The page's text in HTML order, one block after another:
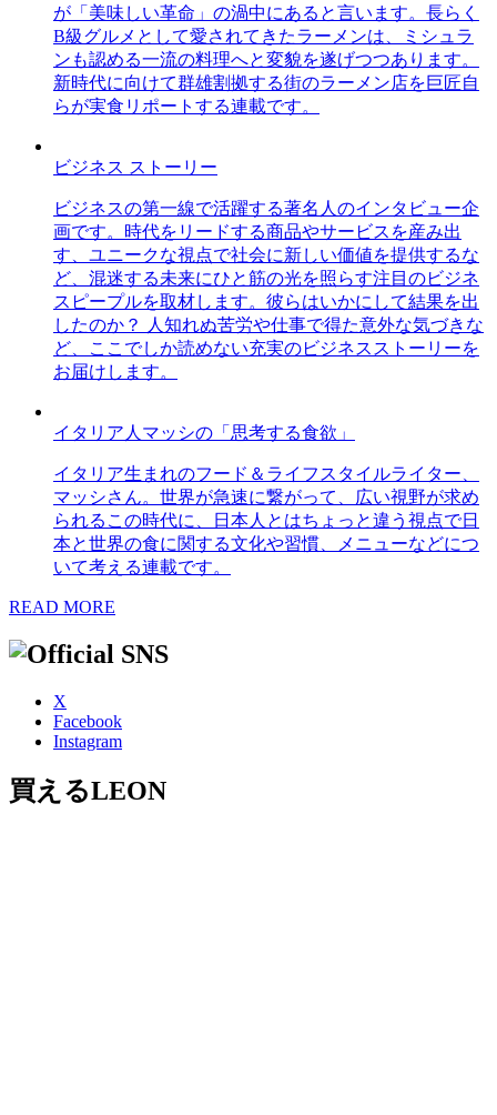
が「美味しい革命」の渦中にあると言います。長らく
B級グルメとして愛されてきたラーメンは、ミシュラ
ンも認める一流の料理へと変貌を遂げつつあります。
新時代に向けて群雄割拠する街のラーメン店を巨匠自
らが実食リポートする連載です。
ビジネス ストーリー
ビジネスの第一線で活躍する著名人のインタビュー企
画です。時代をリードする商品やサービスを産み出
す、ユニークな視点で社会に新しい価値を提供するな
ど、混迷する未来にひと筋の光を照らす注目のビジネ
スピープルを取材します。彼らはいかにして結果を出
したのか？ 人知れぬ苦労や仕事で得た意外な気づきな
ど、ここでしか読めない充実のビジネスストーリーを
お届けします。
イタリア人マッシの「思考する食欲」
イタリア生まれのフード＆ライフスタイルライター、
マッシさん。世界が急速に繋がって、広い視野が求め
られるこの時代に、日本人とはちょっと違う視点で日
本と世界の食に関する文化や習慣、メニューなどにつ
いて考える連載です。
READ MORE
X
Facebook
Instagram
買えるLEON